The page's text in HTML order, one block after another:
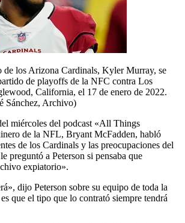
de los Arizona Cardinals, Kyler Murray, se
de playoffs de la NFC contra Los
California, el 17 de enero de 2022.
Sánchez, Archivo)
miércoles del podcast «All Things
de la NFL, Bryant McFadden, habló
de los Cardinals y las preocupaciones del
preguntó a Peterson si pensaba que
expiatorio».
dijo Peterson sobre su equipo de toda la
que el tipo que lo contrató siempre tendrá